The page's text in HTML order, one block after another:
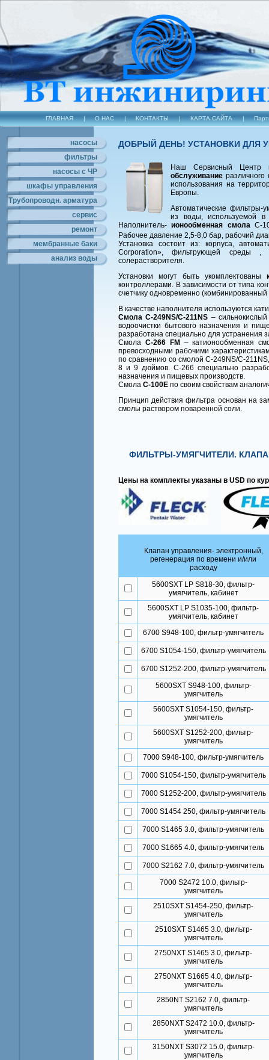
ГЛАВНАЯ | О НАС | КОНТАКТЫ | КАРТА САЙТА |
насосы
фильтры
насосы с ЧР
шкафы управления
Трубопроводн. арматура
сервис
ремонт
мембранные баки
анализ воды
ДОБРЫЙ ДЕНЬ! УСТАНОВКИ ДЛЯ
Наш Сервисный Центр
обслуживание различного
использования на
Европы.
Автоматические фильтры-
из воды, используемой в
Наполнитель-ионообменная смолаС-
Рабочее давление 2,5-8,0 бар, рабочий
Установка состоит из: корпуса,
Corporation», фильтрующей среды ,
солерастворителя.
Установки могут быть укомплектованы
контроллерами. В зависимости от типа
счетчику одновременно (комбинированный
В качестве наполнителя используются
Смола C-249NS/C-211NS –
водоочистки бытового назначения и
разработана специально для устранения
Смола С-266 FM
– катионообменная
превосходными рабочими
по сравнению со смолой C-249NS/C-
8 и 9 дюймов. С-266 специально
назначения и пищевых производств.
Смола С-100Е по своим свойствам
Принцип действия фильтра основан на
смолы раствором поваренной соли.
ФИЛЬТРЫ-УМЯГЧИТЕЛИ.
Цены на комплекты указаны в USD по
Клапан управления- электронный,
регенерация по времени и/или
расходу
5600SXT LP S818-30, фильтр-
умягчитель, кабинет
5600SXT LP S1035-100, фильтр-
умягчитель, кабинет
6700 S948-100, фильтр-умягчитель
6700 S1054-150, фильтр-умягчитель
6700 S1252-200, фильтр-умягчитель
5600SXT S948-100, фильтр-
умягчитель
5600SXT S1054-150, фильтр-
умягчитель
5600SXT S1252-200, фильтр-
умягчитель
7000 S948-100, фильтр-умягчитель
7000 S1054-150, фильтр-умягчитель
7000 S1252-200, фильтр-умягчитель
7000 S1454 250, фильтр-умягчитель
7000 S1465 3.0, фильтр-умягчитель
7000 S1665 4.0, фильтр-умягчитель
7000 S2162 7.0, фильтр-умягчитель
7000 S2472 10.0, фильтр-
умягчитель
2510SXT S1454-250, фильтр-
умягчитель
2510SXT S1465 3.0, фильтр-
умягчитель
2750NXT S1465 3.0, фильтр-
умягчитель
2750NXT S1665 4.0, фильтр-
умягчитель
2850NT S2162 7.0, фильтр-
умягчитель
2850NXT S2472 10.0, фильтр-
умягчитель
3150NXT S3072 15.0, фильтр-
умягчитель